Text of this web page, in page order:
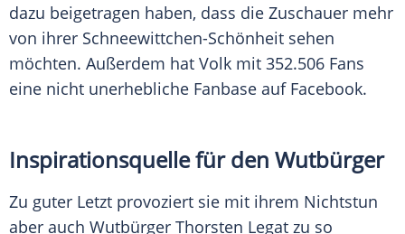
dazu beigetragen haben, dass die Zuschauer mehr
von ihrer Schneewittchen-Schönheit sehen
möchten. Außerdem hat Volk mit 352.506 Fans
eine nicht unerhebliche Fanbase auf Facebook.
Inspirationsquelle für den Wutbürger
Zu guter Letzt provoziert sie mit ihrem Nichtstun
aber auch Wutbürger Thorsten Legat zu so